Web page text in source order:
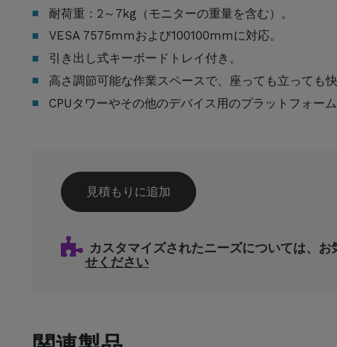
耐荷重：2～7kg（モニターの重量を含む）。
VESA 7575mmおよび100100mmに対応。
引き出し式キーボードトレイ付き。
高さ調節可能な作業スペースで、座っても立っても快
CPUタワーやその他のデバイス用のプラットフォーム
見積もりに追加
カスタマイズされたニーズについては、お
せください